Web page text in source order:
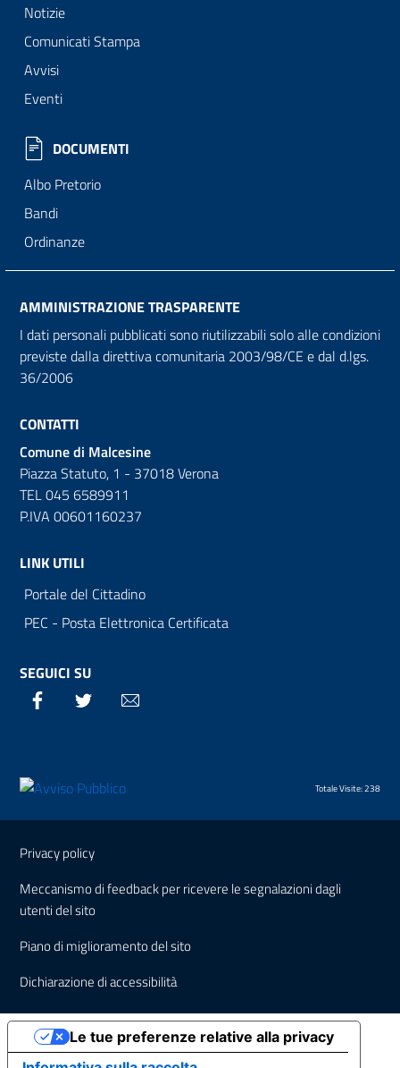
Notizie
Comunicati Stampa
Avvisi
Eventi
DOCUMENTI
Albo Pretorio
Bandi
Ordinanze
AMMINISTRAZIONE TRASPARENTE
I dati personali pubblicati sono riutilizzabili solo alle condizioni
previste dalla direttiva comunitaria 2003/98/CE e dal d.lgs.
36/2006
CONTATTI
Comune di Malcesine
Piazza Statuto, 1 - 37018 Verona
TEL 045 6589911
P.IVA 00601160237
LINK UTILI
Portale del Cittadino
PEC - Posta Elettronica Certificata
SEGUICI SU
Facebook Twitter
Totale Visite: 238
Sezione Link Utili
Privacy policy
Meccanismo di feedback per ricevere le segnalazioni dagli
utenti del sito
Piano di miglioramento del sito
Dichiarazione di accessibilità
Le tue preferenze relative alla privacy